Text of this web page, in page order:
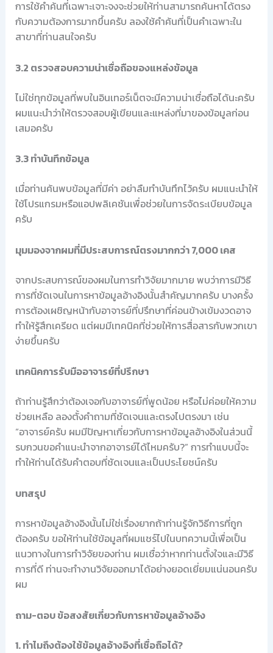
การใช้คำค้นที่เฉพาะเจาะจงจะช่วยให้ท่านสามารถค้นหาได้ตรง
กับความต้องการมากขึ้นครับ ลองใช้คำค้นที่เป็นคำเฉพาะใน
สาขาที่ท่านสนใจครับ
3.2 ตรวจสอบความน่าเชื่อถือของแหล่งข้อมูล
ไม่ใช่ทุกข้อมูลที่พบในอินเทอร์เน็ตจะมีความน่าเชื่อถือได้นะครับ
ผมแนะนำว่าให้ตรวจสอบผู้เขียนและแหล่งที่มาของข้อมูลก่อน
เสมอครับ
3.3 ทำบันทึกข้อมูล
เมื่อท่านค้นพบข้อมูลที่มีค่า อย่าลืมทำบันทึกไว้ครับ ผมแนะนำให้
ใช้โปรแกรมหรือแอปพลิเคชันเพื่อช่วยในการจัดระเบียบข้อมูล
ครับ
มุมมองจากผมที่มีประสบการณ์ตรงมากกว่า 7,000 เคส
จากประสบการณ์ของผมในการทำวิจัยมากมาย พบว่าการมีวิธี
การที่ชัดเจนในการหาข้อมูลอ้างอิงนั้นสำคัญมากครับ บางครั้ง
การต้องเผชิญหน้ากับอาจารย์ที่ปรึกษาที่ค่อนข้างเข้มงวดอาจ
ทำให้รู้สึกเครียด แต่ผมมีเทคนิคที่ช่วยให้การสื่อสารกับพวกเขา
ง่ายขึ้นครับ
เทคนิคการรับมืออาจารย์ที่ปรึกษา
ถ้าท่านรู้สึกว่าต้องเจอกับอาจารย์ที่พูดน้อย หรือไม่ค่อยให้ความ
ช่วยเหลือ ลองตั้งคำถามที่ชัดเจนและตรงไปตรงมา เช่น
“อาจารย์ครับ ผมมีปัญหาเกี่ยวกับการหาข้อมูลอ้างอิงในส่วนนี้
รบกวนขอคำแนะนำจากอาจารย์ได้ไหมครับ?” การทำแบบนี้จะ
ทำให้ท่านได้รับคำตอบที่ชัดเจนและเป็นประโยชน์ครับ
บทสรุป
การหาข้อมูลอ้างอิงนั้นไม่ใช่เรื่องยากถ้าท่านรู้จักวิธีการที่ถูก
ต้องครับ ขอให้ท่านใช้ข้อมูลที่ผมแชร์ไปในบทความนี้เพื่อเป็น
แนวทางในการทำวิจัยของท่าน ผมเชื่อว่าหากท่านตั้งใจและมีวิธี
การที่ดี ท่านจะทำงานวิจัยออกมาได้อย่างยอดเยี่ยมแน่นอนครับ
ผม
ถาม-ตอบ ข้อสงสัยเกี่ยวกับการหาข้อมูลอ้างอิง
1. ทำไมถึงต้องใช้ข้อมูลอ้างอิงที่เชื่อถือได้?